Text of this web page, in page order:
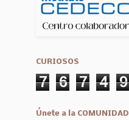
CURIOSOS
7 6 7 4 9
Únete a la COMUNIDAD